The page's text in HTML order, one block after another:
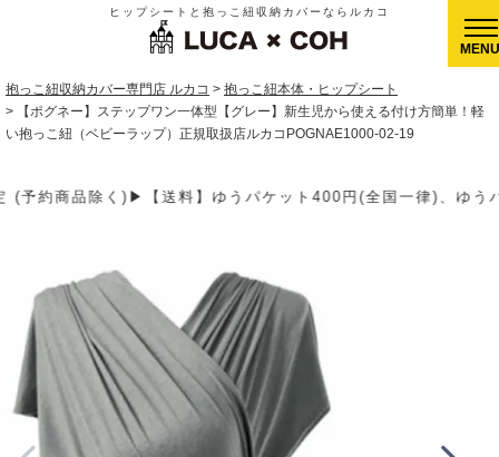
ヒップシートと抱っこ紐収納カバーならルカコ
抱っこ紐収納カバー専門店 ルカコ
抱っこ紐本体・ヒップシート
【ポグネー】ステップワン一体型【グレー】新生児から使える付け方簡単！軽
い抱っこ紐（ベビーラップ）正規取扱店ルカコPOGNAE1000-02-19
円(全国一律)、ゆうパック900円(沖縄北海道除く）、送